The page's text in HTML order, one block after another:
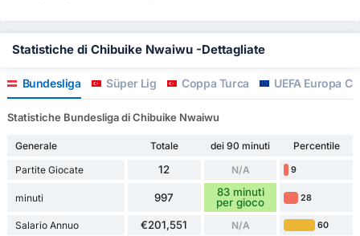
Statistiche di Chibuike Nwaiwu -Dettagliate
Bundesliga Süper Lig Coppa Turca UEFA Europa
Statistiche Bundesliga di Chibuike Nwaiwu
Generale Totale dei 90 minuti
Percentile
Partite Giocate
12 N/A 9
minuti 997
83 minuti
per gioco
28
Salario Annuo €201,551 N/A 60